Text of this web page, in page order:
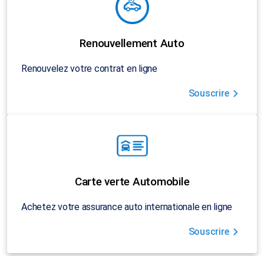
Renouvellement Auto
Renouvelez votre contrat en ligne
Souscrire
Carte verte Automobile
Achetez votre assurance auto internationale en ligne
Souscrire